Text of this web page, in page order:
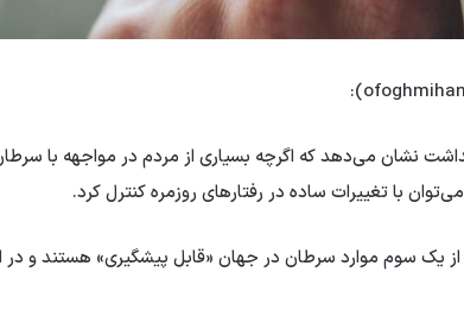
نشان می‌دهد که اگرچه بسیاری از مردم در مواجهه با
با تغییرات ساده در رفتارهای روزمره کنترل کرد.
یک سوم موارد سرطان در جهان «قابل پیشگیری» هستند و